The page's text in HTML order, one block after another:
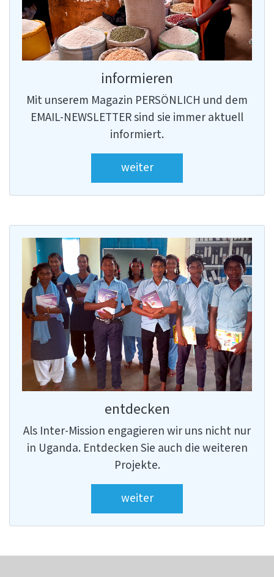
informieren
Mit unserem Magazin PERSÖNLICH und dem
EMAIL-NEWSLETTER sind sie immer aktuell
informiert.
weiter
entdecken
Als Inter-Mission engagieren wir uns nicht nur
in Uganda. Entdecken Sie auch die weiteren
Projekte.
weiter